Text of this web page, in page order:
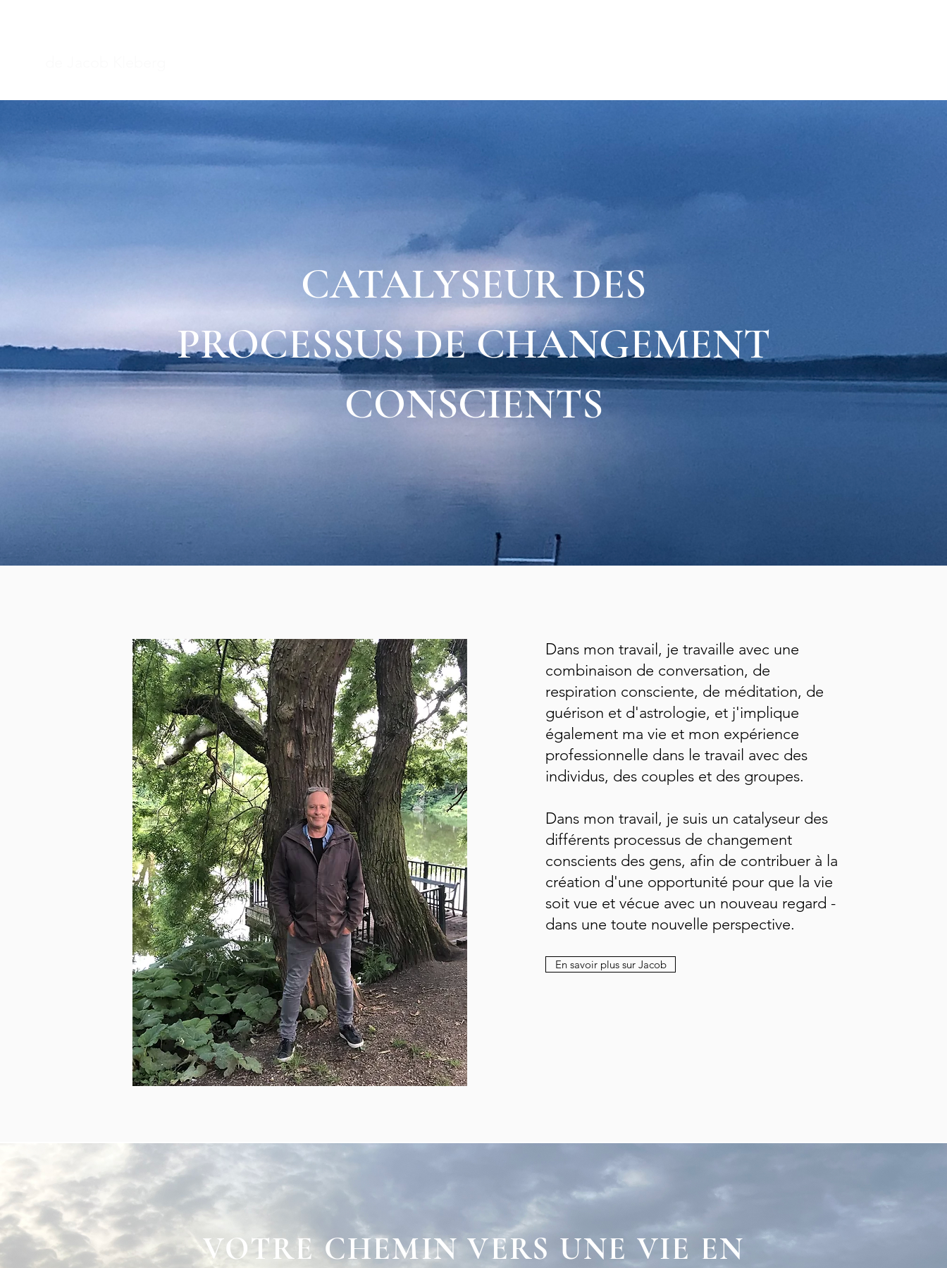
CATALYSEUR DES
PROCESSUS DE CHANGEMENT
CONSCIENTS
Dans mon travail, je travaille avec une
combinaison de conversation, de
respiration consciente, de méditation, de
guérison et d'astrologie, et j'implique
également ma vie et mon expérience
professionnelle dans le travail avec des
individus, des couples et des groupes.
Dans mon travail, je suis un catalyseur des
différents processus de changement
conscients des gens, afin de contribuer à la
création d'une opportunité pour que la vie
soit vue et vécue avec un nouveau regard -
dans une toute nouvelle perspective.
En savoir plus sur Jacob
VOTRE CHEMIN VERS UNE VIE EN